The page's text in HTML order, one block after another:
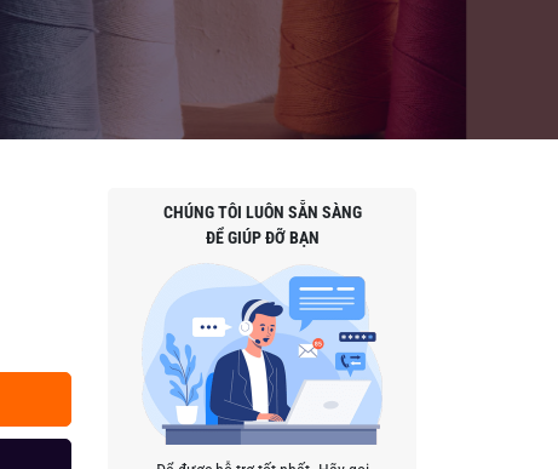
CHÚNG TÔI LUÔN SẴN SÀNG
ĐỂ GIÚP ĐỠ BẠN